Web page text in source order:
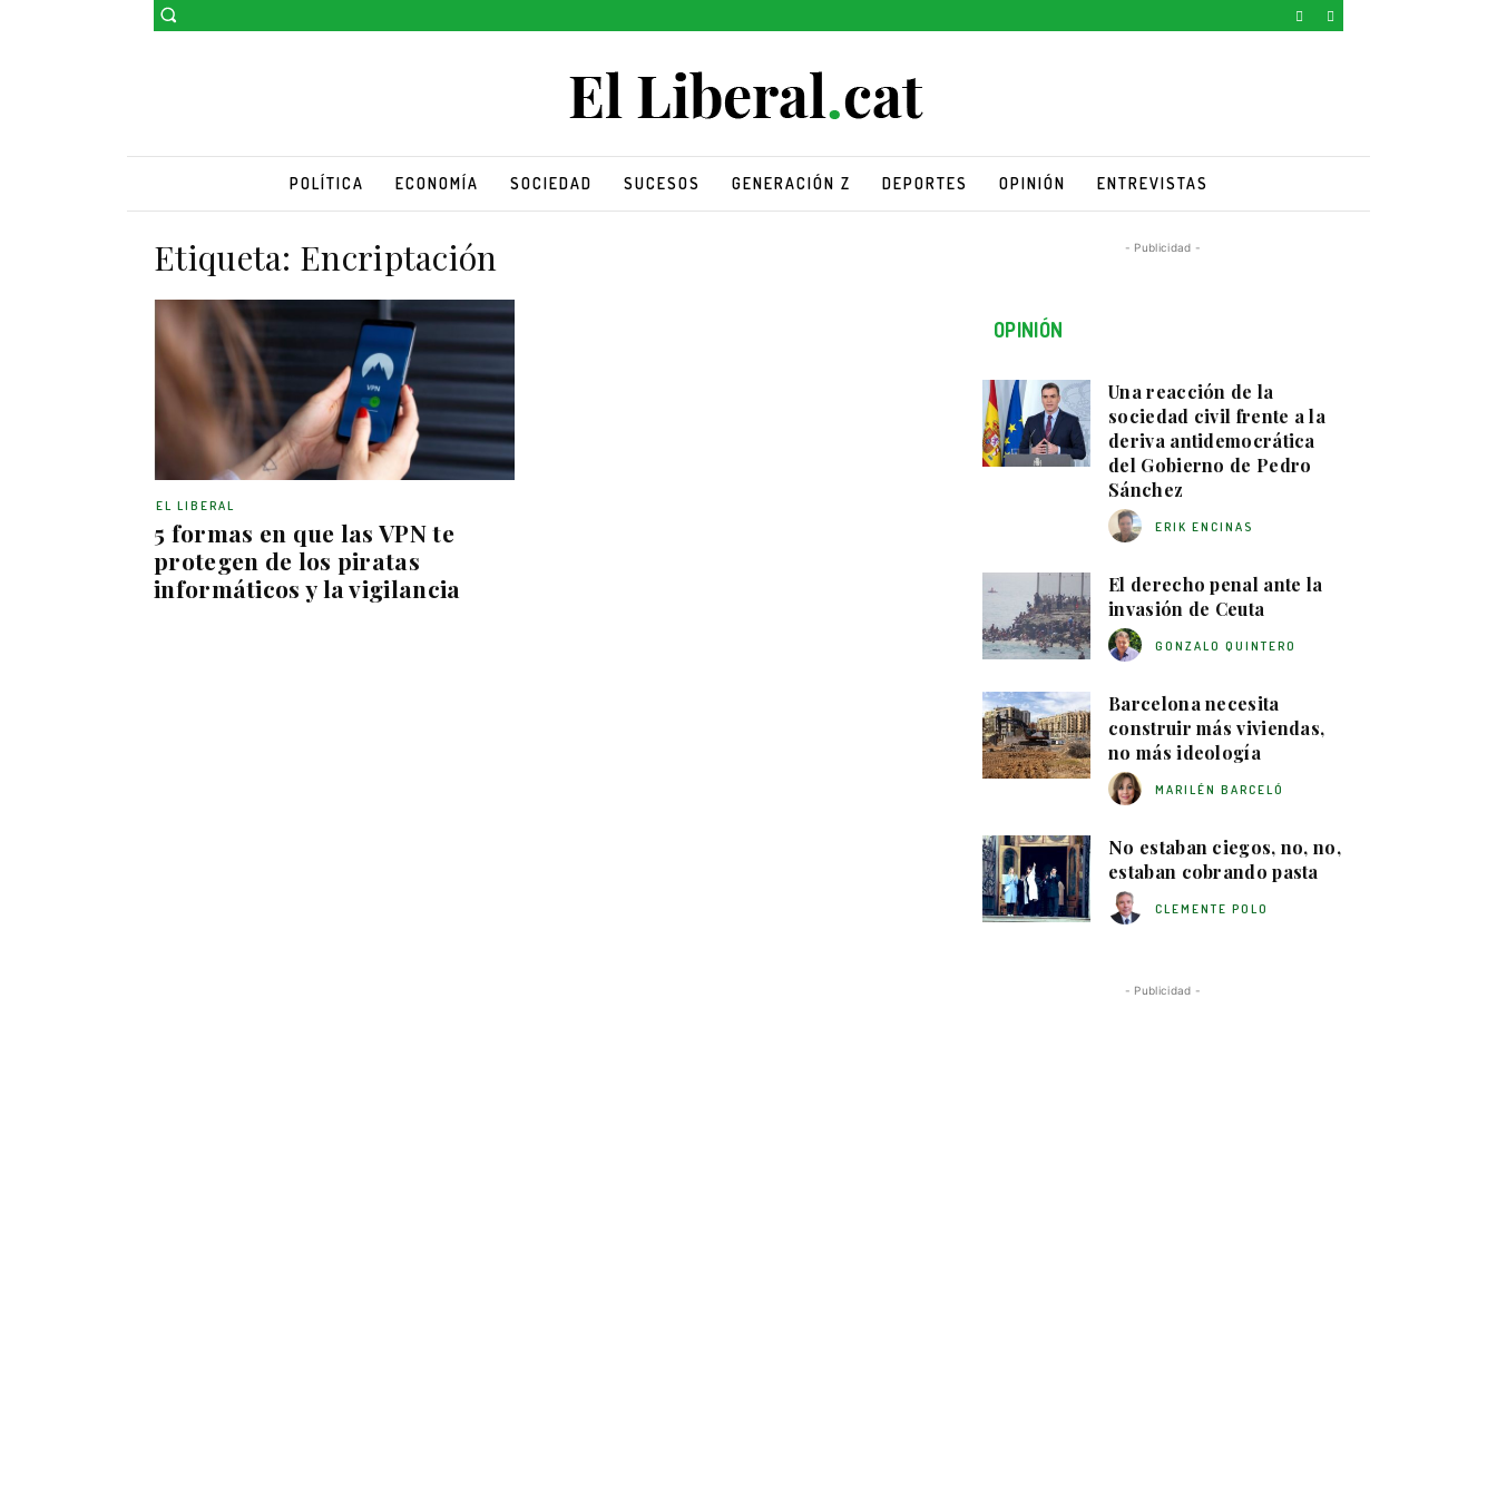
POLÍTICA ECONOMÍA SOCIEDAD SUCESOS GENERACIÓN Z DEPORTES OPINIÓN ENTREVISTAS
Etiqueta: Encriptación
5 formas en que las VPN te
protegen de los piratas
informáticos y la vigilancia
EL LIBERAL
- Publicidad -
OPINIÓN
Una reacción de la
sociedad civil frente a la
deriva antidemocrática
del Gobierno de Pedro
Sánchez
ERIK ENCINAS
El derecho penal ante la
invasión de Ceuta
GONZALO QUINTERO
Barcelona necesita
construir más viviendas,
no más ideología
MARILÉN BARCELÓ
No estaban ciegos, no, no,
estaban cobrando pasta
CLEMENTE POLO
- Publicidad -